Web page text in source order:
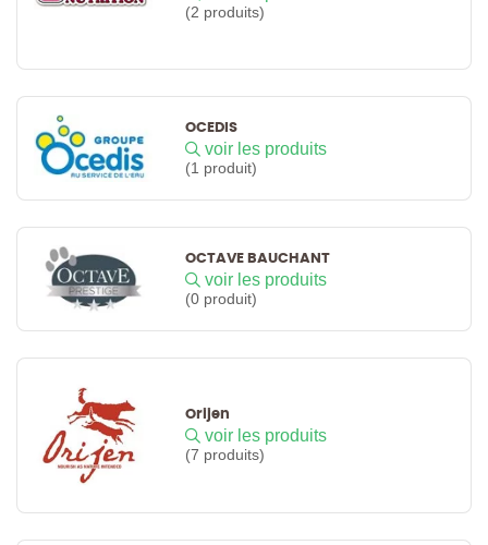
(2 produits)
OCEDIS
voir les produits
(1 produit)
OCTAVE BAUCHANT
voir les produits
(0 produit)
Orijen
voir les produits
(7 produits)